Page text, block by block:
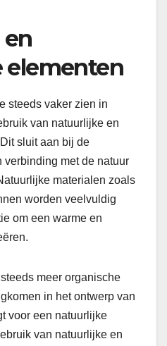
elementen
steeds vaker zien in
van natuurlijke en
sluit aan bij de
verbinding met de natuur
materialen zoals
worden veelvuldig
om een warme en
meer organische
in het ontwerp van
voor een natuurlijke
van natuurlijke en